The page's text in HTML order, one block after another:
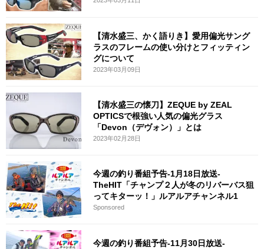
【清水盛三、かく語りき】愛用偏光サング
ラスのフレームの使い分けとフィッティン
グについて
2023年03月09日
【清水盛三の懐刀】ZEQUE by ZEAL
OPTICSで根強い人気の偏光グラス
「Devon（デヴォン）」とは
2023年02月28日
今週の釣り番組予告-1月18日放送-
TheHIT「チャンプ２人が冬のリバーバス狙
ってキターッ！」ルアルアチャンネル1
Sponsored
今週の釣り番組予告-11月30日放送-